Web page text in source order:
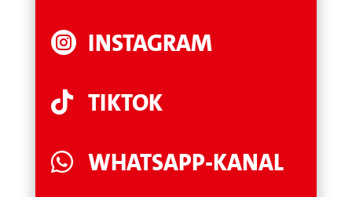
 INSTAGRAM
 TIKTOK
 WHATSAPP-KANAL